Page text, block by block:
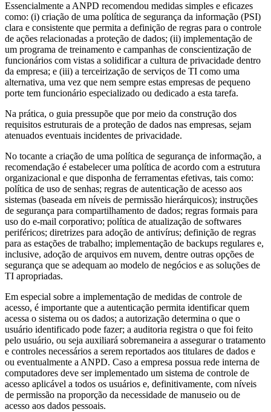
Essencialmente a ANPD recomendou medidas simples e eficazes
como: (i) criação de uma política de segurança da informação (PSI)
clara e consistente que permita a definição de regras para o controle
de ações relacionadas a proteção de dados; (ii) implementação de
um programa de treinamento e campanhas de conscientização de
funcionários com vistas a solidificar a cultura de privacidade dentro
da empresa; e (iii) a terceirização de serviços de TI como uma
alternativa, uma vez que nem sempre estas empresas de pequeno
porte tem funcionário especializado ou dedicado a esta tarefa.
Na prática, o guia pressupõe que por meio da construção dos
requisitos estruturais de a proteção de dados nas empresas, sejam
atenuados eventuais incidentes de privacidade.
No tocante a criação de uma política de segurança de informação, a
recomendação é estabelecer uma política de acordo com a estrutura
organizacional e que disponha de ferramentas efetivas, tais como:
política de uso de senhas; regras de autenticação de acesso aos
sistemas (baseada em níveis de permissão hierárquicos); instruções
de segurança para compartilhamento de dados; regras formais para
uso do e-mail corporativo; política de atualização de softwares
periféricos; diretrizes para adoção de antivírus; definição de regras
para as estações de trabalho; implementação de backups regulares e,
inclusive, adoção de arquivos em nuvem, dentre outras opções de
segurança que se adequam ao modelo de negócios e as soluções de
TI apropriadas.
Em especial sobre a implementação de medidas de controle de
acesso, é importante que a autenticação permita identificar quem
acessa o sistema ou os dados; a autorização determina o que o
usuário identificado pode fazer; a auditoria registra o que foi feito
pelo usuário, ou seja auxiliará sobremaneira a assegurar o tratamento
e controles necessários a serem reportados aos titulares de dados e
ou eventualmente a ANPD. Caso a empresa possua rede interna de
computadores deve ser implementado um sistema de controle de
acesso aplicável a todos os usuários e, definitivamente, com níveis
de permissão na proporção da necessidade de manuseio ou de
acesso aos dados pessoais.